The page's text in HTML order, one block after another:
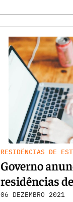
RESIDÊNCIAS DE
Governo
residências
06 DEZEMBRO 2021